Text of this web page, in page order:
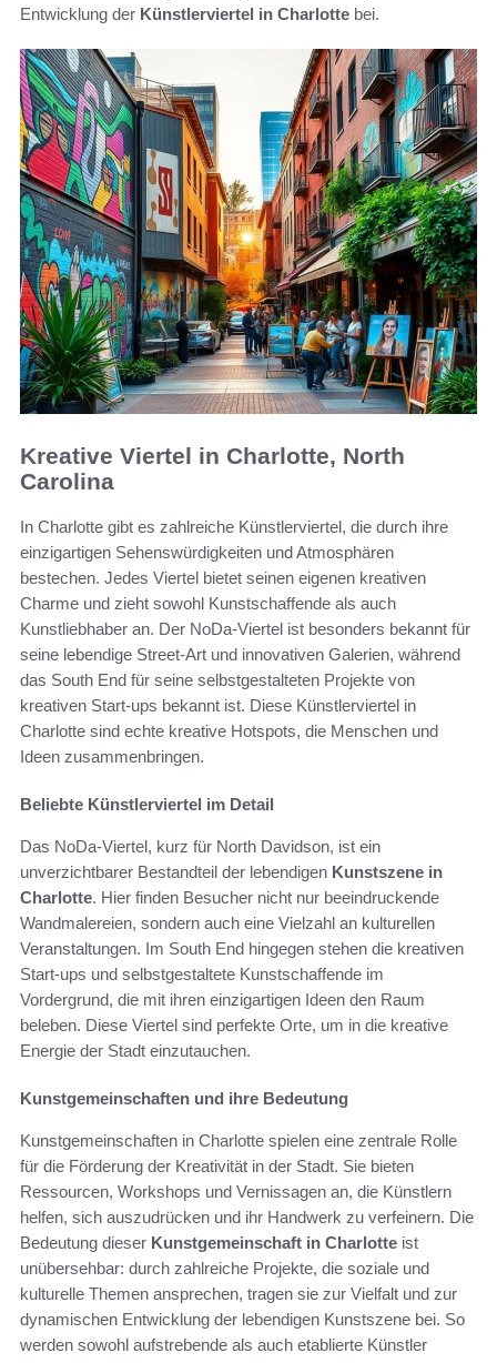
Entwicklung der Künstlerviertel in Charlotte bei.
Kreative Viertel in Charlotte, North
Carolina
In Charlotte gibt es zahlreiche Künstlerviertel, die durch ihre
einzigartigen Sehenswürdigkeiten und Atmosphären
bestechen. Jedes Viertel bietet seinen eigenen kreativen
Charme und zieht sowohl Kunstschaffende als auch
Kunstliebhaber an. Der NoDa-Viertel ist besonders bekannt für
seine lebendige Street-Art und innovativen Galerien, während
das South End für seine selbstgestalteten Projekte von
kreativen Start-ups bekannt ist. Diese Künstlerviertel in
Charlotte sind echte kreative Hotspots, die Menschen und
Ideen zusammenbringen.
Beliebte Künstlerviertel im Detail
Das NoDa-Viertel, kurz für North Davidson, ist ein
unverzichtbarer Bestandteil der lebendigen Kunstszene in
Charlotte. Hier finden Besucher nicht nur beeindruckende
Wandmalereien, sondern auch eine Vielzahl an kulturellen
Veranstaltungen. Im South End hingegen stehen die kreativen
Start-ups und selbstgestaltete Kunstschaffende im
Vordergrund, die mit ihren einzigartigen Ideen den Raum
beleben. Diese Viertel sind perfekte Orte, um in die kreative
Energie der Stadt einzutauchen.
Kunstgemeinschaften und ihre Bedeutung
Kunstgemeinschaften in Charlotte spielen eine zentrale Rolle
für die Förderung der Kreativität in der Stadt. Sie bieten
Ressourcen, Workshops und Vernissagen an, die Künstlern
helfen, sich auszudrücken und ihr Handwerk zu verfeinern. Die
Bedeutung dieser Kunstgemeinschaft in Charlotte ist
unübersehbar: durch zahlreiche Projekte, die soziale und
kulturelle Themen ansprechen, tragen sie zur Vielfalt und zur
dynamischen Entwicklung der lebendigen Kunstszene bei. So
werden sowohl aufstrebende als auch etablierte Künstler